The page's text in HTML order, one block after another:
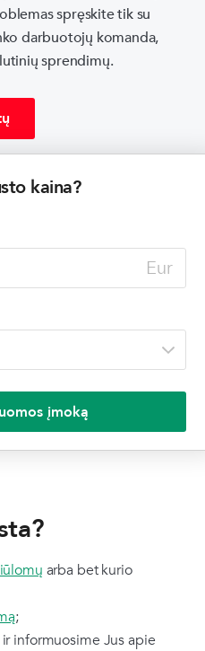
spręskite tik su
darbuotojų komanda,
sprendimų.
arba bet kurio
;
informuosime Jus apie
kaina?
Eur
įmoką